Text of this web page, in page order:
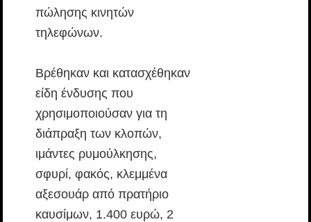
πώλησης κινητών
τηλεφώνων.
Βρέθηκαν και κατασχέθηκαν
είδη ένδυσης που
χρησιμοποιούσαν για τη
διάπραξη των κλοπών,
ιμάντες ρυμούλκησης,
σφυρί, φακός, κλεμμένα
αξεσουάρ από πρατήριο
καυσίμων, 1.400 ευρώ, 2